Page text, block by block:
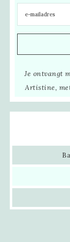
Je ontvangt
Artistine,